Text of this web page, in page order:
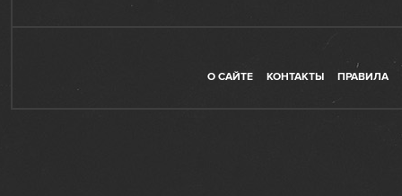
О САЙТЕ КОНТАКТЫ ПРАВИЛА